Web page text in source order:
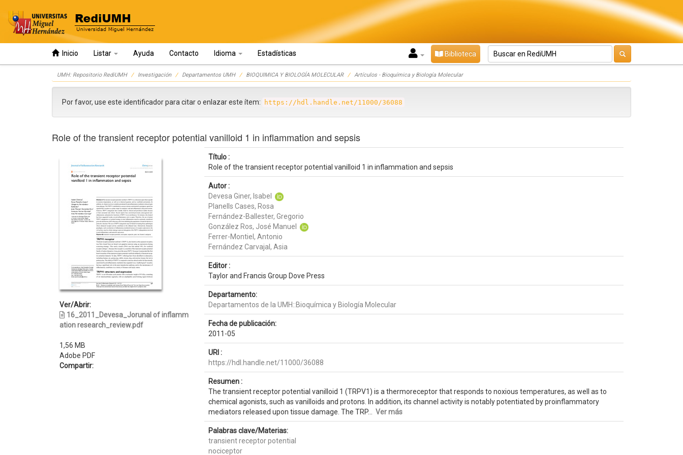
Inicio Listar Ayuda Contacto Idioma Estadísticas Biblioteca
UMH: Repositorio RediUMH Investigación Departamentos UMH BIOQUIMICA Y BIOLOGÍA MOLECULAR Artículos - Bioquímica y Biología Molecular
Por favor, use este identificador para citar o enlazar este ítem: https://hdl.handle.net/11000/36088
Role of the transient receptor potential vanilloid 1 in inflammation and sepsis
Ver/Abrir:
16_2011_Devesa_Jorunal of inflamm
ation research_review.pdf
1,56 MB
Adobe PDF
Compartir:
Título :
Role of the transient receptor potential vanilloid 1 in inflammation and sepsis
Autor :
Devesa Giner, Isabel
Planells Cases, Rosa
Fernández-Ballester, Gregorio
González Ros, José Manuel
Ferrer-Montiel, Antonio
Fernández Carvajal, Asia
Editor :
Taylor and Francis Group Dove Press
Departamento:
Departamentos de la UMH::Bioquímica y Biología Molecular
Fecha de publicación:
2011-05
URI :
https://hdl.handle.net/11000/36088
Resumen :
The transient receptor potential vanilloid 1 (TRPV1) is a thermoreceptor that responds to noxious temperatures, as well as to
chemical agonists, such as vanilloids and protons. In addition, its channel activity is notably potentiated by proinflammatory
mediators released upon tissue damage. The TRP... Ver más
Palabras clave/Materias:
transient receptor potential
nociceptor